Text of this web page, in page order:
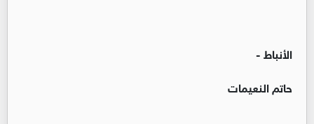
الأنباط -
حاتم النعيمات